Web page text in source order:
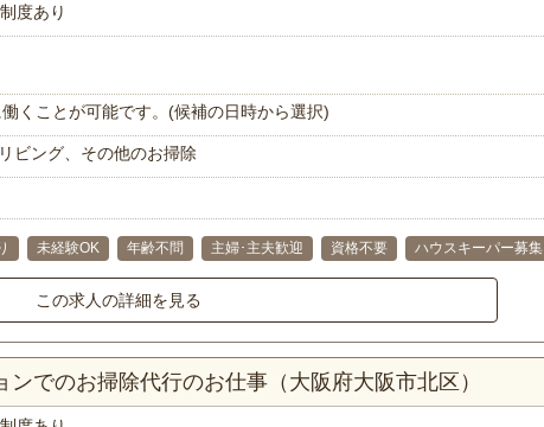
度あり
くことが可能です。(候補の日時から選択)
ビング、その他のお掃除
未経験OK 年齢不問 主婦･主夫歓迎 資格不要 ハウスキーパー募集
この求人の詳細を見る
でのお掃除代行のお仕事（大阪府大阪市北区）